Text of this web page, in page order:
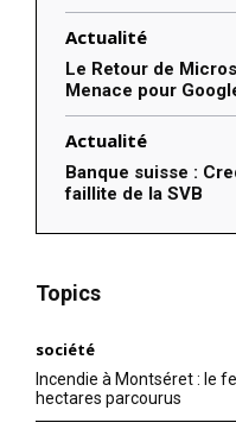
Actualité
Le Retour de
Menace pour
Actualité
Banque suisse :
faillite de la SVB
Topics
société
Incendie à Montséret : le
hectares parcourus